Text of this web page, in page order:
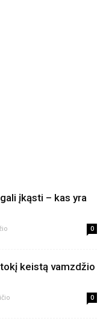
įkąsti – kas yra
0
keistą vamzdžio
0